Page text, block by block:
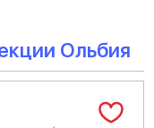
Ольбия